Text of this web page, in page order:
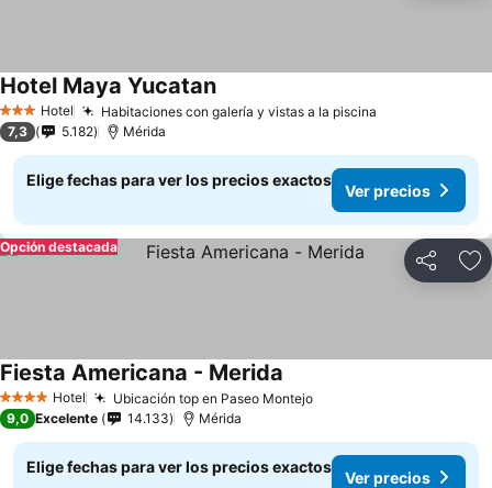
3 Estrellas
Hotel Habitaciones con galería y vistas a la piscina
Hotel Maya Yucatan
7,3 5.182 Mérida
Elige fechas para ver los precios exactos
Ver precios
Compartir
Opción destacada
4 EstrellasHotel Ubicación top en Paseo Montejo
Fiesta Americana - Merida
9,0 Excelente 14.133 Mérida
Elige fechas para ver los precios exactos
Ver precios